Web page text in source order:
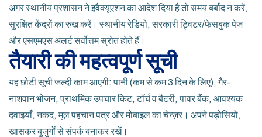
अगर स्थानीय प्रशासन ने इवैक्यूएशन का आदेश दिया है तो समय बर्बाद न करें,
सुरक्षित केंद्रों का रुख करें। स्थानीय रेडियो, सरकारी ट्विटर/फेसबुक पेज
और एसएमएस अलर्ट सर्वोत्तम स्रोत होते हैं।
तैयारी की महत्वपूर्ण सूची
यह छोटी सूची जल्दी काम आएगी: पानी (कम से कम 3 दिन के लिए), गैर-
नाशवान भोजन, प्राथमिक उपचार किट, टॉर्च व बैटरी, पावर बैंक, आवश्यक
दवाइयाँ, नकद, मूल पहचान पत्र और मोबाइल का चेन्ज़र। अपने पड़ोसियों,
खासकर बुजुर्गों से संपर्क बनाकर रखें।